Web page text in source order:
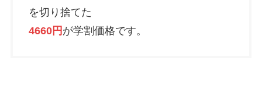
を切り捨てた
4660円 が学割価格です。